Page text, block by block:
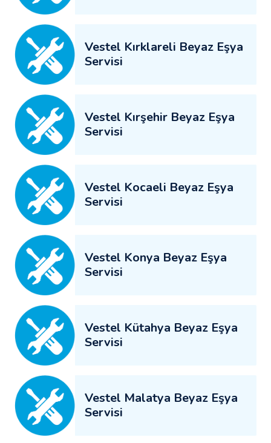
Vestel Kırklareli Beyaz Eşya
Servisi
Vestel Kırşehir Beyaz Eşya
Servisi
Vestel Kocaeli Beyaz Eşya
Servisi
Vestel Konya Beyaz Eşya
Servisi
Vestel Kütahya Beyaz Eşya
Servisi
Vestel Malatya Beyaz Eşya
Servisi